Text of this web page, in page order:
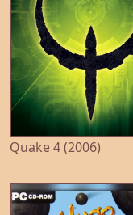
Quake 4 (2006)